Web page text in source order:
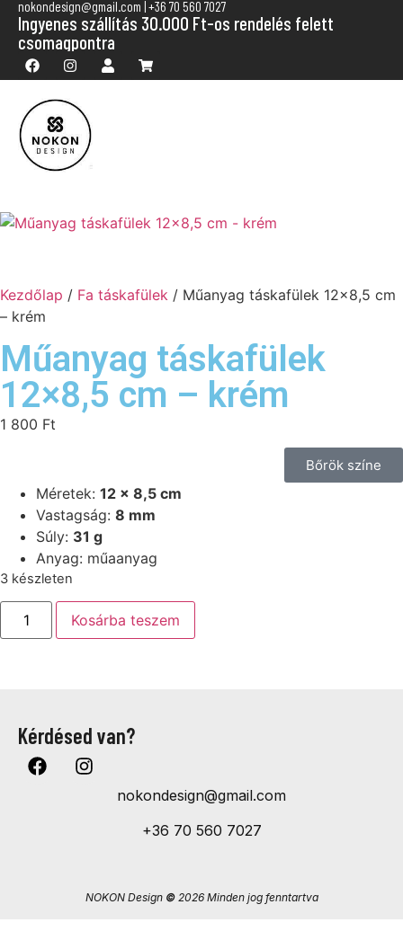
nokondesign@gmail.com | +36 70 560 7027
Ingyenes szállítás 30.000 Ft-os rendelés felett
csomagpontra
Kezdőlap / Fa táskafülek / Műanyag táskafülek 12×8,5 cm
– krém
Műanyag táskafülek
12×8,5 cm – krém
1 800 Ft
Bőrök színe
Méretek: 12 x 8,5 cm
Vastagság: 8 mm
Súly: 31 g
Anyag: műaanyag
3 készleten
Kosárba teszem
Kérdésed van?
nokondesign@gmail.com
+36 70 560 7027
NOKON Design ©2026 Minden jog fenntartva